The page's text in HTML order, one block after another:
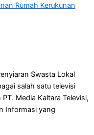
Rumah Kerukunan
Swasta Lokal
salah satu televisi
Media Kaltara Televisi,
Informasi yang